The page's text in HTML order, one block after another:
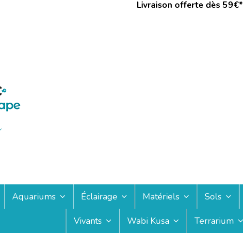
Livraison offerte dès 59€*
Aquariums Éclairage Matériels Sols
Vivants Wabi Kusa Terrarium